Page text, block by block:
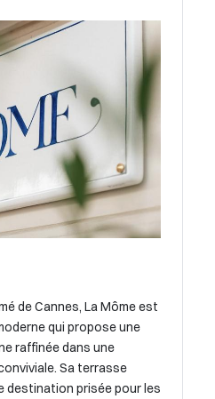
de Cannes, La Môme est
qui propose une
raffinée dans une
Sa terrasse
destination prisée pour les